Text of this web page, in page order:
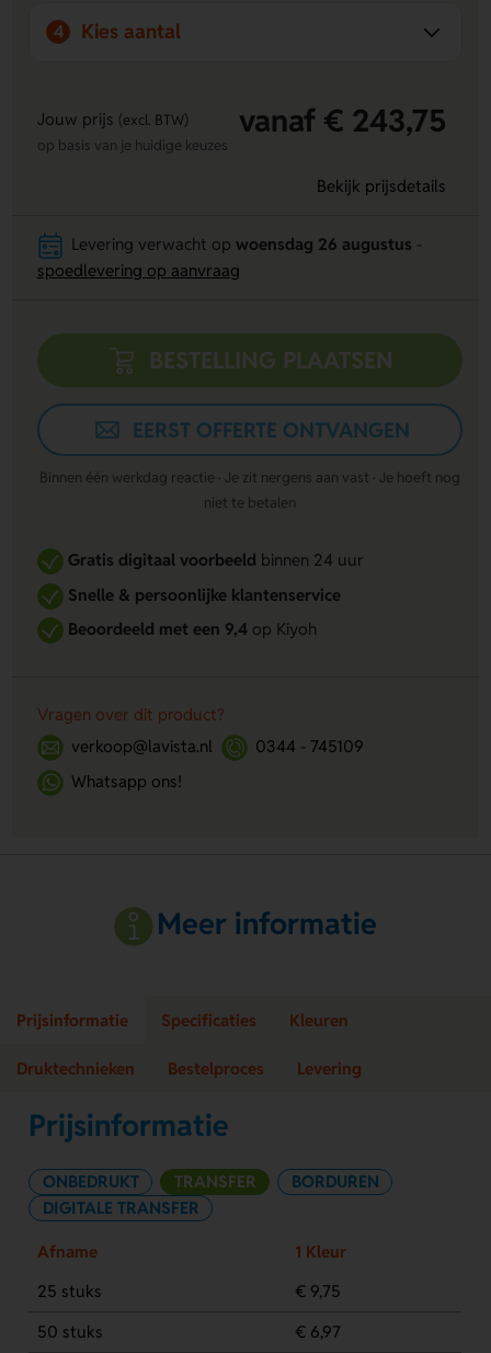
4 Kies aantal
Jouw prijs (excl. BTW) vanaf € 243,75
op basis van je huidige keuzes
Bekijk prijsdetails
Levering verwacht op woensdag 26 augustus
spoedlevering op aanvraag
BESTELLING PLAATSEN
EERST OFFERTE ONTVANGEN
Binnen één werkdag reactie · Je zit nergens aan vast · Je hoeft nog
niet te betalen
Gratis digitaal voorbeeldbinnen 24 uur
Snelle & persoonlijke klantenservice
Beoordeeld met een 9,4op Kiyoh
Vragen over dit product?
verkoop@lavista.nl
0344 - 745109
Whatsapp ons!
Meer informatie
Prijsinformatie Specificaties Kleuren
Druktechnieken Bestelproces Levering
Prijsinformatie
ONBEDRUKT TRANSFER
BORDUREN
DIGITALE TRANSFER
Afname
1 Kleur
25 stuks
€ 9,75
50 stuks
€ 6,97